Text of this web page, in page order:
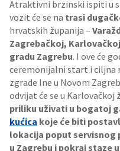
Atraktivni brzinski ispiti u
vozit će se na trasi
hrvatskih županija –
Zagrebačkoj,
gradu Zagrebu. I ove će
ceremonijalni start i ciljna
zgrade Ine u Novom
odvijat će se u Karlovačkoj
priliku uživati u bogatoj
kućica koje će biti
lokacija poput servisnog
u Zagrebu i pokraj staze